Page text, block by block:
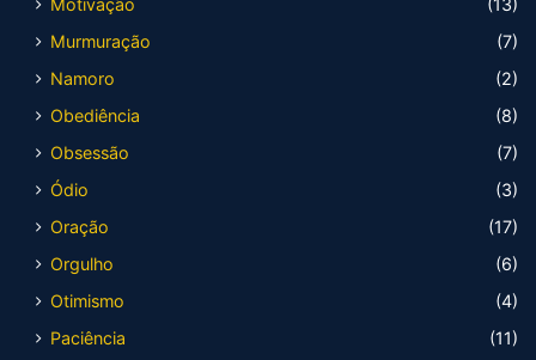
Motivação
(13)
Murmuração
(7)
Namoro
(2)
Obediência
(8)
Obsessão
(7)
Ódio
(3)
Oração
(17)
Orgulho
(6)
Otimismo
(4)
Paciência
(11)